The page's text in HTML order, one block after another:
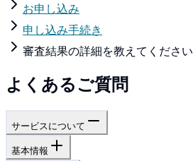
お申し込み
申し込み手続き
審査結果の詳細を教えてください
よくあるご質問
サービスについて
基本情報